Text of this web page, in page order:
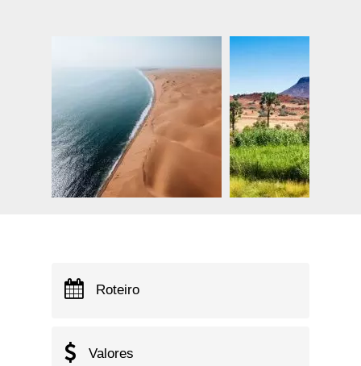
Roteiro
Valores